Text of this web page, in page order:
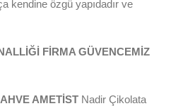
kendine özgü yapıdadır ve
FİRMA GÜVENCEMİZ
AMETİST Nadir Çikolata